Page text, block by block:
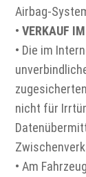
Airbag-
•VERKAUF
• Die im
nicht für
• Am